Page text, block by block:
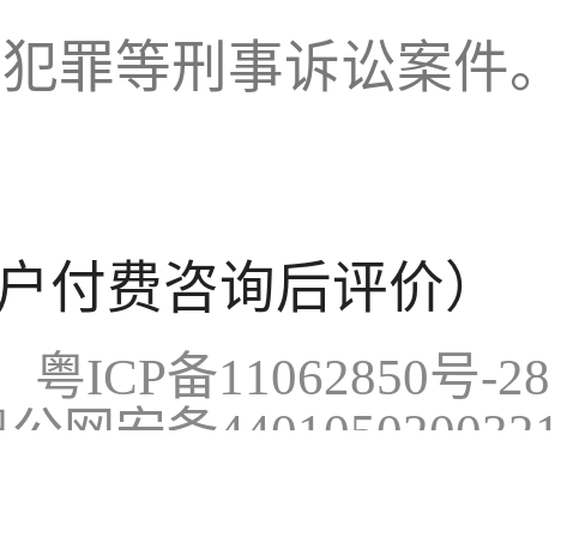
罪等刑事诉讼案件。
付费咨询后评价）
粤ICP备11062850号-28
公网安备